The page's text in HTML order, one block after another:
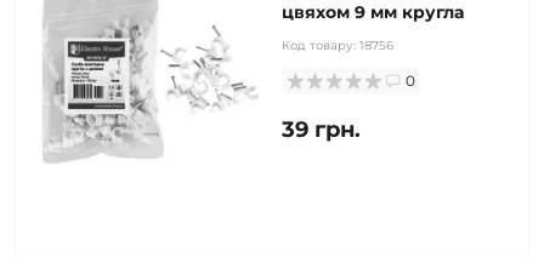
цвяхом 9 мм кругла
Код товару: 18756
0
39 грн.